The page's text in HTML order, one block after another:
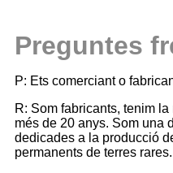
Preguntes
P: Ets comerciant o
R: Som fabricants, tenim
més de 20 anys. Som una
dedicades a la producció
permanents de terres rares.